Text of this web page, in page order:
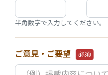
半角数字で入力してください。
ご意見・ご要望 必須